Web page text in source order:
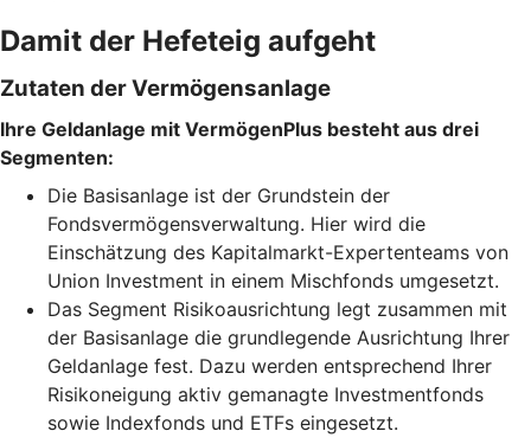
Damit der Hefeteig aufgeht
Zutaten der Vermögensanlage
Ihre Geldanlage mit VermögenPlus besteht aus drei
Segmenten:
Die Basisanlage ist der Grundstein der
Fondsvermögensverwaltung. Hier wird die
Einschätzung des Kapitalmarkt-Expertenteams von
Union Investment in einem Mischfonds umgesetzt.
Das Segment Risikoausrichtung legt zusammen mit
der Basisanlage die grundlegende Ausrichtung Ihrer
Geldanlage fest. Dazu werden entsprechend Ihrer
Risikoneigung aktiv gemanagte Investmentfonds
sowie Indexfonds und ETFs eingesetzt.